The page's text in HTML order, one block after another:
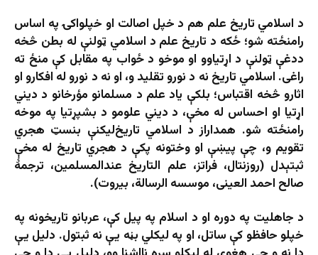
د اسلامي تاریخ علم هم د خپل اصالت او خپلواکۍ په اساس
رامنځته شو؛ ځکه د تاریخ علم د اسلامي ټولنې له بطن څخه
ددغې ټولنې د اړتیاوو او موخو د ځواب په مقابل کې منځ ته
راغی. اسلامي تاریخ نه د نورو تقلید و، او نه د نورو له افکارو او
اثارو څخه اقتباس؛ بلکې یاد علم د مسلمانو مؤرخانو د ديني
اړتیا او احساس له مخې، د دیني علومو د بشپړتیا په موخه
رامنځته شو. همداراز د اسلامي تاریخ‌لیکنې بنسټ هجري
تقویم و، چې پیښې او وختونه پکې د هجري تاریخ له مخې
ثبتېدل (روزنتال، فراتز، علم التاریخ عندالمسلمین، ترجمهٔ
صالح احمد العینی، موسسه الرسالة، بیروت).
د جاهلیت په دوره او د اسلام په پیل کې، عربانو تاریخونه په
خپلو حافظو کې ساتل، او په لیکلي بڼه یې نه ثبتول. دلیل یې